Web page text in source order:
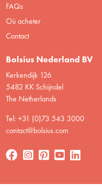
FAQs
Où acheter
Contact
Bolsius Nederland BV
Kerkendijk 126
5482 KK Schijndel
The Netherlands
Tel: +31 (0)73 543 3000
contact@bolsius.com